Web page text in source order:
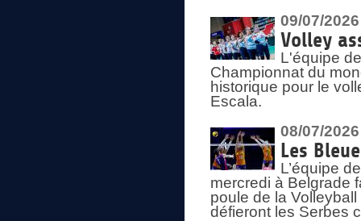
09/07/2026
Volley
L'équipe
Championnat du
historique pour le
Escala.
08/07/2026
Les
L’équipe
mercredi à Belgrade
poule de la
défieront les Serbes